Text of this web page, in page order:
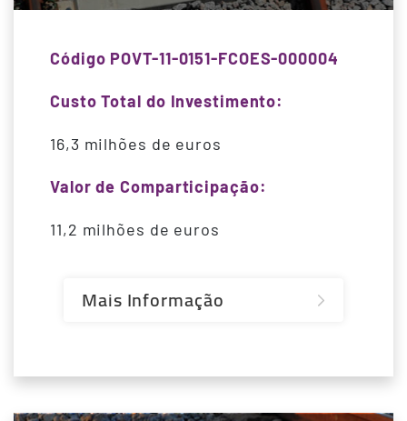
Código POVT-11-0151-FCOES-000004
Custo Total do Investimento:
16,3 milhões de euros
Valor de Comparticipação:
11,2 milhões de euros
Mais Informação